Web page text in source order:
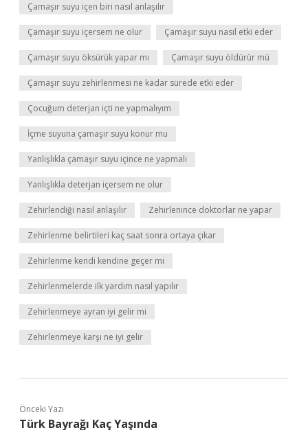
Çamaşır suyu içen biri nasıl anlaşılır
Çamaşır suyu içersem ne olur Çamaşır suyu nasıl etki eder
Çamaşır suyu öksürük yapar mı Çamaşır suyu öldürür mü
Çamaşır suyu zehirlenmesi ne kadar sürede etki eder
Çocuğum deterjan içti ne yapmalıyım
İçme suyuna çamaşır suyu konur mu
Yanlışlıkla çamaşır suyu içince ne yapmalı
Yanlışlıkla deterjan içersem ne olur
Zehirlendiği nasıl anlaşılır Zehirlenince doktorlar ne yapar
Zehirlenme belirtileri kaç saat sonra ortaya çıkar
Zehirlenme kendi kendine geçer mi
Zehirlenmelerde ilk yardım nasıl yapılır
Zehirlenmeye ayran iyi gelir mi
Zehirlenmeye karşı ne iyi gelir
Önceki Yazı
Türk Bayrağı Kaç Yaşında